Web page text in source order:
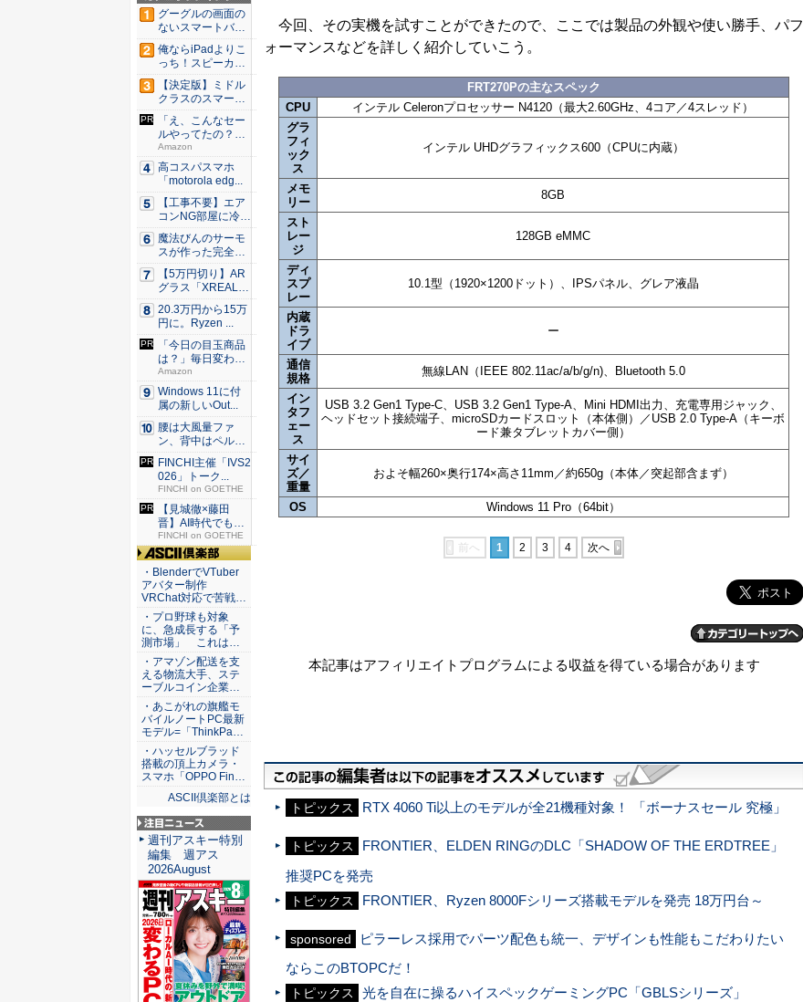
今回、その実機を試すことができたので、ここでは製品の外観や使い勝手、パフ
ォーマンスなどを詳しく紹介していこう。
FRT270Pの主なスペック
CPU
インテル Celeronプロセッサー N4120（最大2.60GHz、4コア／4スレッド）
グラ
フィ
ック
ス
インテル UHDグラフィックス600（CPUに内蔵）
メモ
リー
8GB
スト
レー
ジ
128GB eMMC
ディ
スプ
レー
10.1型（1920×1200ドット）、IPSパネル、グレア液晶
内蔵
ドラ
イブ
ー
通信
規格
無線LAN（IEEE 802.11ac/a/b/g/n)、Bluetooth 5.0
イン
タフ
ェー
ス
USB 3.2 Gen1 Type-C、USB 3.2 Gen1 Type-A、Mini HDMI出力、充電専用ジャック、
ヘッドセット接続端子、microSDカードスロット（本体側）／USB 2.0 Type-A（キーボ
ード兼タブレットカバー側）
サイ
ズ／
重量
およそ幅260×奥行174×高さ11mm／約650g（本体／突起部含まず）
OS Windows 11 Pro（64bit）
前へ 1 2 3 4 次へ
本記事はアフィリエイトプログラムによる収益を得ている場合があります
トピックス RTX 4060 Ti以上のモデルが全21機種対象！ 「ボーナスセール 究極」
トピックス
FRONTIER、ELDEN RINGのDLC「SHADOW OF THE ERDTREE」
推奨PCを発売
トピックス FRONTIER、Ryzen 8000Fシリーズ搭載モデルを発売 18万円台～
sponsored
ピラーレス採用でパーツ配色も統一、デザインも性能もこだわりたい
ならこのBTOPCだ！
トピックス 光を自在に操るハイスペックゲーミングPC「GBLSシリーズ」
Office 2021 - Win11
搭載
グーグルの画面の
ないスマートバン
ド「Go...
俺ならiPadよりこ
っち！スピーカー
9個...
【決定版】ミドル
クラスのスマート
フォンの...
「え、こんなセー
ルやってたの？」
80％O...
Amazon
高コスパスマホ
「motorola edg...
【工事不要】エア
コンNG部屋に冷房
を！ ...
魔法びんのサーモ
スが作った完全遮
光100...
【5万円切り】AR
グラス「XREAL
x...
20.3万円から15万
円に。Ryzen ...
「今日の目玉商品
は？」毎日変わる
Amaz...
Amazon
Windows 11に付
属の新しいOut...
腰は大風量ファ
ン、背中はペルチ
ェ冷却。ダ...
FINCHI主催「IVS2
026」トーク...
FINCHI on GOETHE
【見城徹×藤田
晋】AI時代でも変
わらない...
FINCHI on GOETHE
ASCII倶楽部
・BlenderでVTuber
アバター制作
VRChat対応で苦戦…
・プロ野球も対象
に、急成長する「予
測市場」 これは…
・アマゾン配送を支
える物流大手、ステ
ーブルコイン企業…
・あこがれの旗艦モ
バイルノートPC最新
モデル=「ThinkPa…
・ハッセルブラッド
搭載の頂上カメラ・
スマホ「OPPO Fin…
ASCII倶楽部とは
注目ニュース
週刊アスキー特別
編集 週アス
2026August